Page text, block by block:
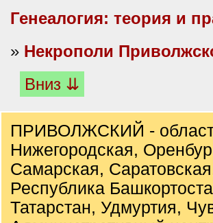
Генеалогия: теория и
» Некрополи
Вниз ⇊
ПРИВОЛЖСКИЙ -
Нижегородская,
Самарская,
Республика
Татарстан, Удмуртия,